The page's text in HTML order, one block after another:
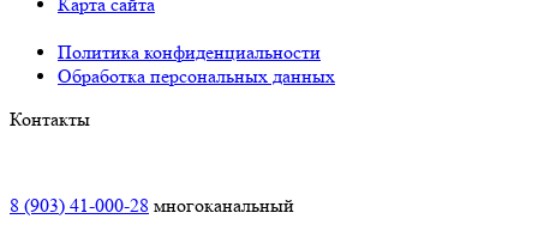
Политика конфиденциальности
Обработка персональных данных
Контакты
8 (903) 41-000-28 многоканальный